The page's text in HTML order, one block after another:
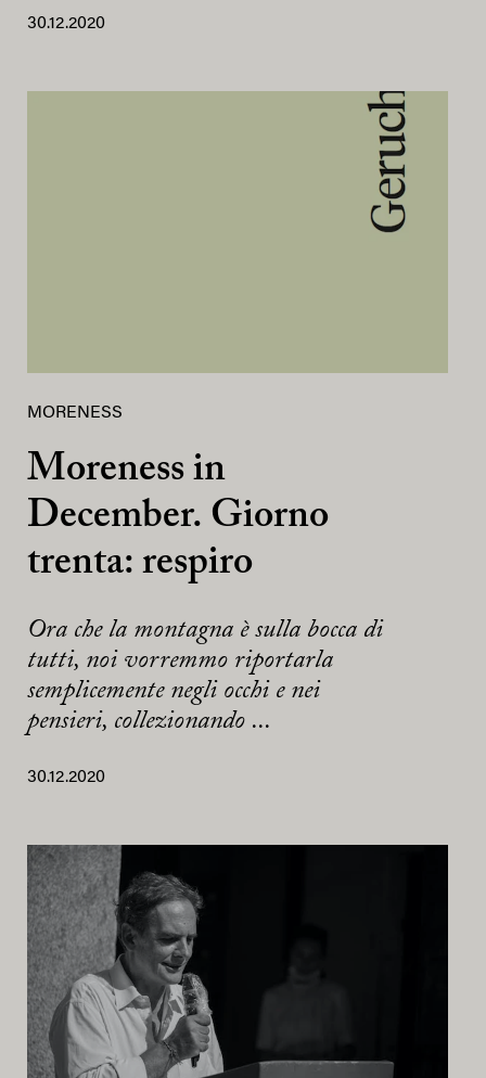
30.12.2020
MORENESS
Moreness in
December. Giorno
trenta: respiro
Ora che la montagna è sulla bocca di
tutti, noi vorremmo riportarla
semplicemente negli occhi e nei
pensieri, collezionando ...
30.12.2020